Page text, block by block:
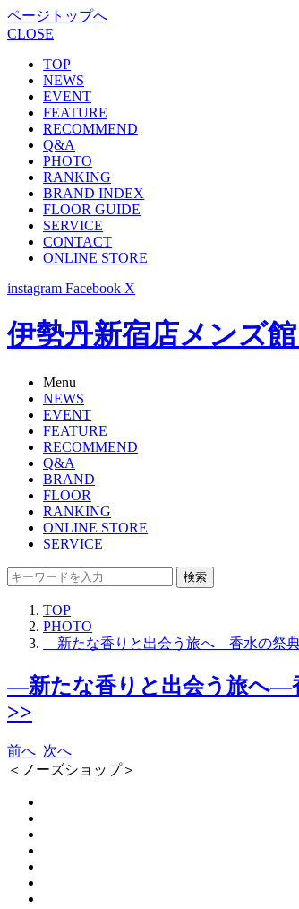
ページトップへ
CLOSE
TOP
NEWS
EVENT
FEATURE
RECOMMEND
Q&A
PHOTO
RANKING
BRAND INDEX
FLOOR GUIDE
SERVICE
CONTACT
ONLINE STORE
instagram Facebook X
伊勢丹新宿店メンズ
Menu
NEWS
EVENT
FEATURE
RECOMMEND
Q&A
BRAND
FLOOR
RANKING
ONLINE STORE
SERVICE
検索
TOP
PHOTO
―新たな香りと出会う旅へ―香水の祭典
―新たな香りと出会う旅へ―
>>
前へ 次へ
＜ノーズショップ＞